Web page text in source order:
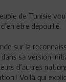
de Tunisie
être dépouillé.
sur la
sa version
d’autres
! Voilà qui